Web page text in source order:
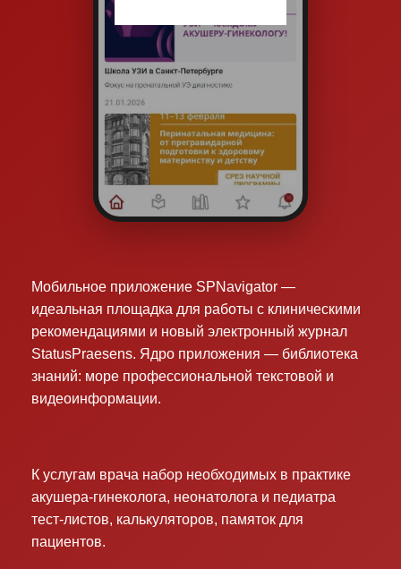
Мобильное приложение SPNavigator —
идеальная площадка для работы с клиническими
рекомендациями и новый электронный журнал
StatusPraesens. Ядро приложения — библиотека
знаний: море профессиональной текстовой и
видеоинформации.
К услугам врача набор необходимых в практике
акушера-гинеколога, неонатолога и педиатра
тест-листов, калькуляторов, памяток для
пациентов.